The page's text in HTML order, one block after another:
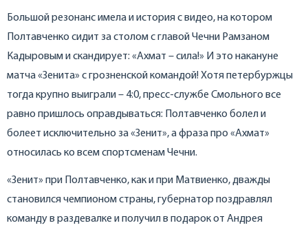
Большой резонанс имела и история с видео, на котором
Полтавченко сидит за столом с главой Чечни Рамзаном
Кадыровым и скандирует: «Ахмат – сила!» И это накануне
матча «Зенита» с грозненской командой! Хотя петербуржцы
тогда крупно выиграли – 4:0, пресс-службе Смольного все
равно пришлось оправдываться: Полтавченко болел и
болеет исключительно за «Зенит», а фраза про «Ахмат»
относилась ко всем спортсменам Чечни.
«Зенит» при Полтавченко, как и при Матвиенко, дважды
становился чемпионом страны, губернатор поздравлял
команду в раздевалке и получил в подарок от Андрея